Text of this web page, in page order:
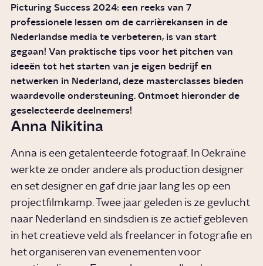
Picturing Success 2024: een reeks van 7
professionele lessen om de carrièrekansen in de
Nederlandse media te verbeteren, is van start
gegaan! Van praktische tips voor het pitchen van
ideeën tot het starten van je eigen bedrijf en
netwerken in Nederland, deze masterclasses bieden
waardevolle ondersteuning. Ontmoet hieronder de
geselecteerde deelnemers!
Anna Nikitina
Anna is een getalenteerde fotograaf. In Oekraïne
werkte ze onder andere als production designer
en set designer en gaf drie jaar lang les op een
projectfilmkamp. Twee jaar geleden is ze gevlucht
naar Nederland en sindsdien is ze actief gebleven
in het creatieve veld als freelancer in fotografie en
het organiseren van evenementen voor